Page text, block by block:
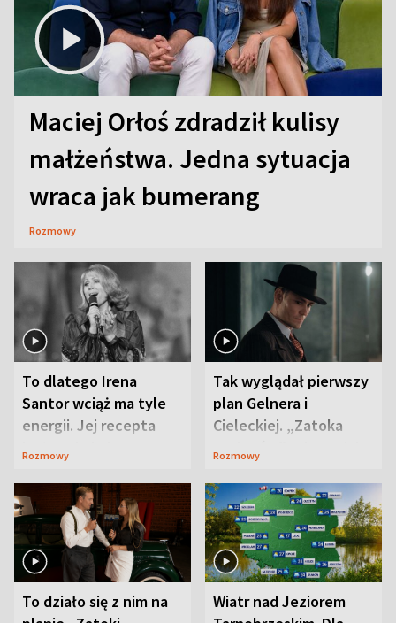
Maciej Orłoś zdradził kulisy
małżeństwa. Jedna sytuacja
wraca jak bumerang
Rozmowy
To dlatego Irena
Santor wciąż ma tyle
energii. Jej recepta
jest zaskakująco
Rozmowy
Tak wyglądał pierwszy
plan Gelnera i
Cieleckiej. „Zatoka
szpiegów” od razu ich
Rozmowy
To działo się z nim na
Wiatr nad Jeziorem